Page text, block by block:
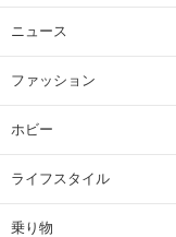
ニュース
ファッション
ホビー
ライフスタイル
乗り物